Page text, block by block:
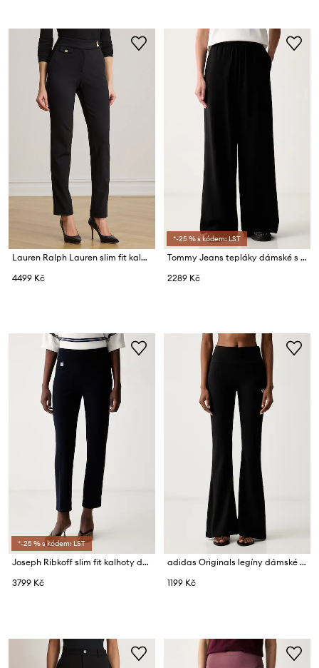
Lauren Ralph Lauren slim fit kalhoty dámské s viskózou
4499 Kč
*-25 % s kódem: LST
Tommy Jeans tepláky dámské s bavlnou
2289 Kč
*-25 % s kódem: LST
Joseph Ribkoff slim fit kalhoty dámské
3799 Kč
adidas Originals legíny dámské s viskózou Essentials
1199 Kč